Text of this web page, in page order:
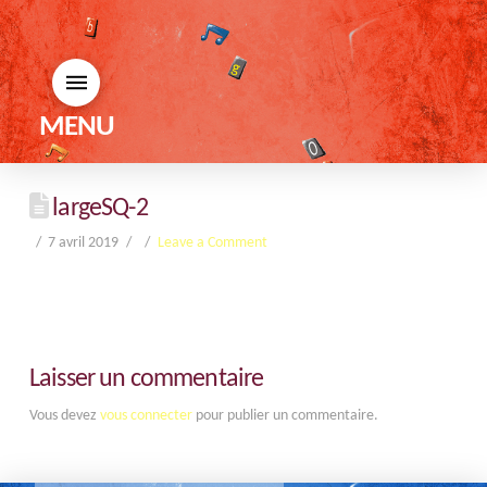
MENU
largeSQ-2
7 avril 2019 Leave a Comment
Laisser un commentaire
Vous devez vous connecterpour publier un commentaire.